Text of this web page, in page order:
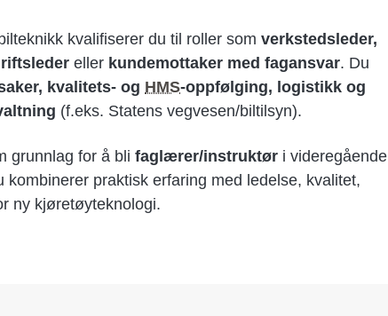
kvalifiserer du til roller somverkstedsleder,
eller kundemottaker med fagansvar. Du
kvalitets- og HMS-oppfølging, logistikk og
(f.eks. Statens vegvesen/biltilsyn).
grunnlag for å blifaglærer/instruktør i videregående
kombinerer praktisk erfaring med ledelse, kvalitet,
ny kjøretøyteknologi.